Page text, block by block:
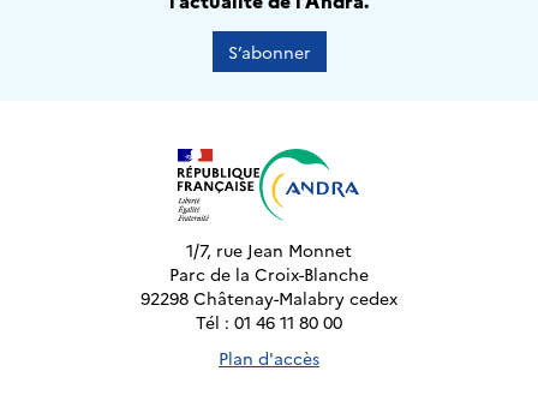
S’abonner
1/7, rue Jean Monnet
Parc de la Croix-Blanche
92298 Châtenay-Malabry cedex
Tél : 01 46 11 80 00
Plan d'accès